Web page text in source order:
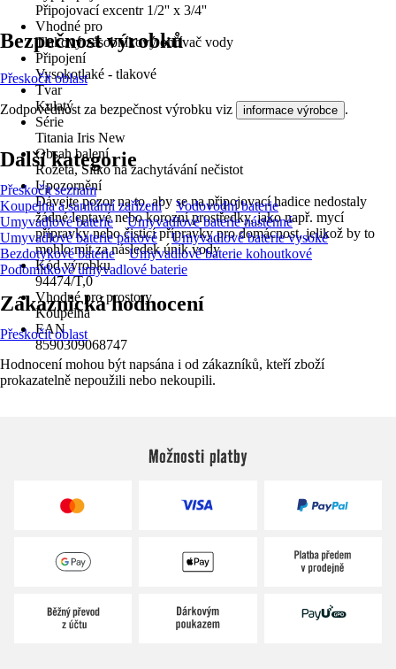
Připojovací excentr 1/2'' x 3/4''
Vhodné pro
Tlakový zásobníkový ohřívač vody
Připojení
Vysokotlaké - tlakové
Tvar
Kulatý
Série
Titania Iris New
Obsah balení
Rozeta, Sítko na zachytávání nečistot
Upozornění
Dávejte pozor na to, aby se na připojovací hadice nedostaly
žádné leptavé nebo korozní prostředky, jako např. mycí
přípravky nebo čisticí přípravky pro domácnost, jelikož by to
mohlo mít za následek únik vody
Kód výrobku
94474/T,0
Vhodné pro prostory
Koupelna
EAN
8590309068747
Bezpečnost výrobků
Přeskočit oblast
Zodpovědnost za bezpečnost výrobku viz informace výrobce .
Další kategorie
Přeskočit seznam
Koupelna a sanitární zařízení
Vodovodní baterie
Umyvadlové baterie
Umyvadlové baterie nástěnné
Umyvadlové baterie pákové
Umyvadlové baterie vysoké
Bezdotykové baterie
Umyvadlové baterie kohoutkové
Podomítkové umyvadlové baterie
Zákaznická hodnocení
Přeskočit oblast
Hodnocení mohou být napsána i od zákazníků, kteří zboží
prokazatelně nepoužili nebo nekoupili.
Možnosti platby